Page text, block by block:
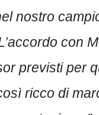
nostro
con
previsti per
ricco di